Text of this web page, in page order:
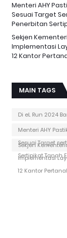
Menteri AHY
Sesuai Target
Penerbitan
Sekjen
Implementasi
12 Kantor
MAIN TAGS
Di eL Run 2024
Menteri AHY
Sesuai Target
Sertipikat Tanah
Sekjen
Implementasi
12 Kantor